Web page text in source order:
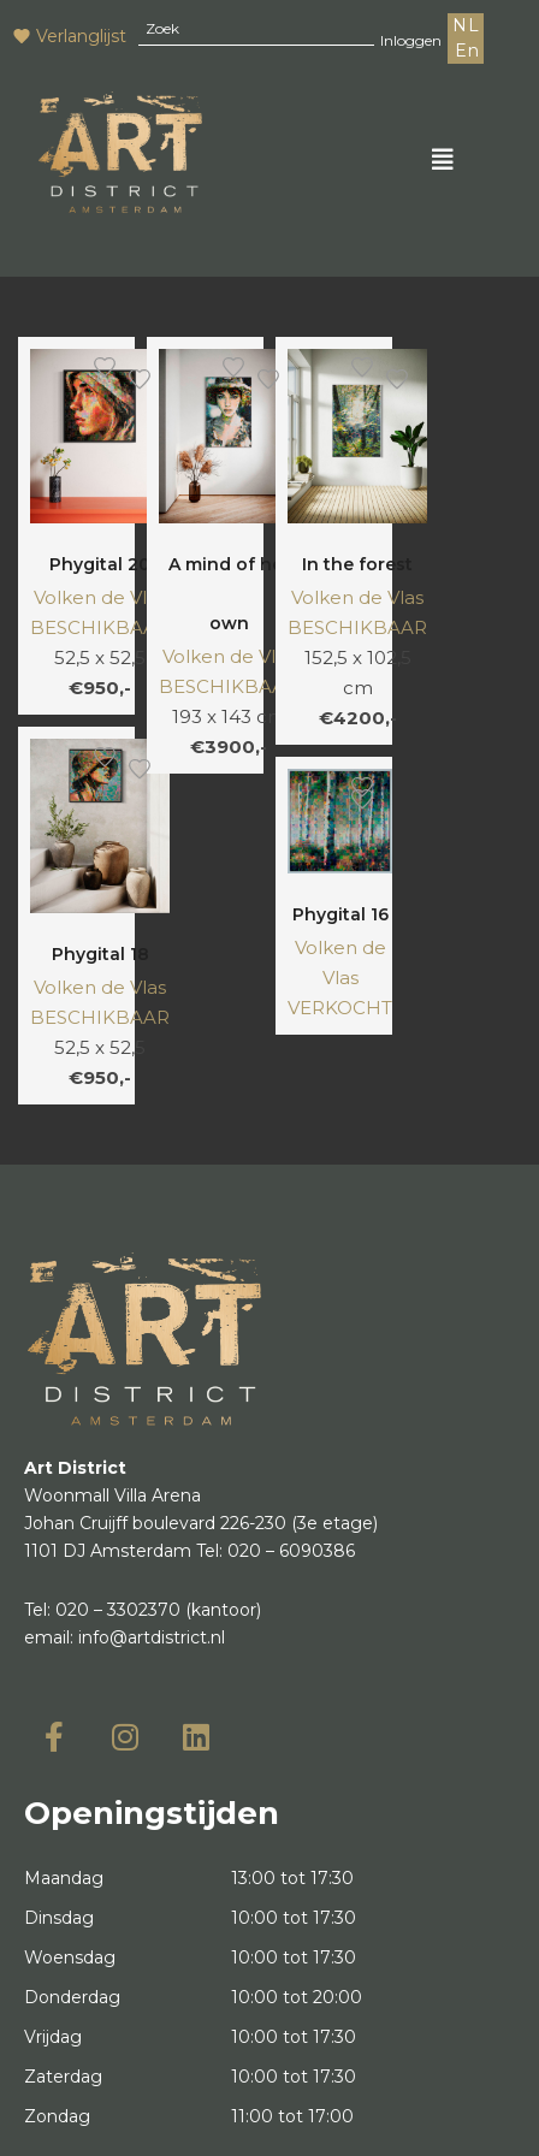
Verlanglijst Inloggen
NL
En
Phygital 20
Volken de Vlas
BESCHIKBAAR
52,5 x 52,5
€950,-
Phygital 18
Volken de Vlas
BESCHIKBAAR
52,5 x 52,5
€950,-
A mind of her
own
Volken de Vlas
BESCHIKBAAR
193 x 143 cm
€3900,-
In the forest
Volken de Vlas
BESCHIKBAAR
152,5 x 102,5
cm
€4200,-
Phygital 16
Volken de
Vlas
VERKOCHT
Art District
Woonmall Villa Arena
Johan Cruijff boulevard 226-230 (3e etage)
1101 DJ Amsterdam Tel: 020 – 6090386
Tel: 020 – 3302370 (kantoor)
email: info@artdistrict.nl
Openingstijden
Maandag
13:00 tot 17:30
Dinsdag
10:00 tot 17:30
Woensdag
10:00 tot 17:30
Donderdag
10:00 tot 20:00
Vrijdag
10:00 tot 17:30
Zaterdag
10:00 tot 17:30
Zondag
11:00 tot 17:00